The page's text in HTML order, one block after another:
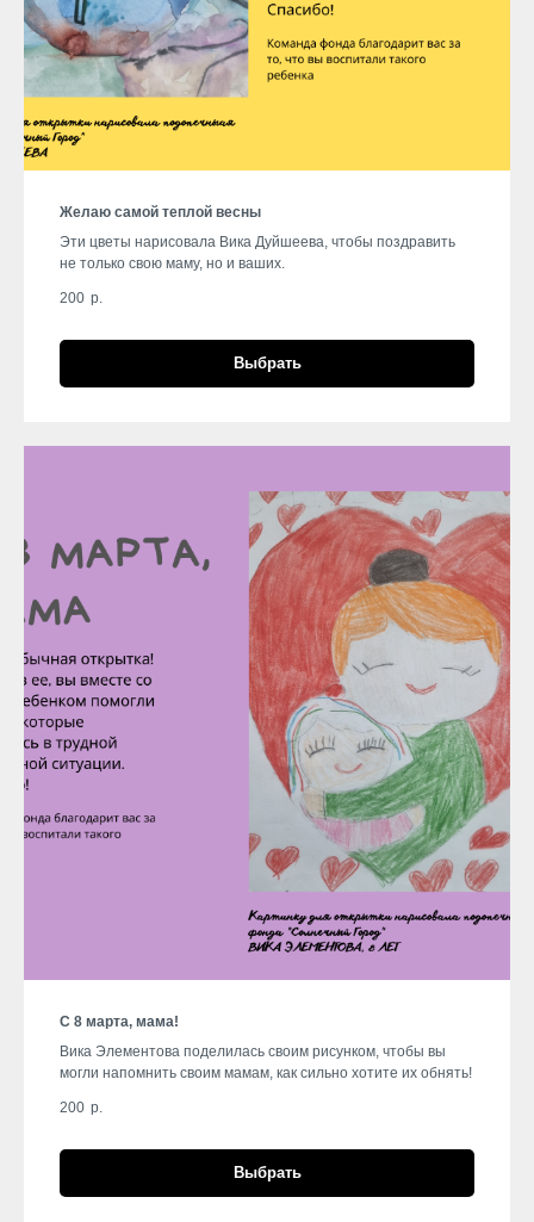
Желаю самой теплой весны
Эти цветы нарисовала Вика Дуйшеева, чтобы поздравить
не только свою маму, но и ваших.
200 р.
Выбрать
С 8 марта, мама!
Вика Элементова поделилась своим рисунком, чтобы вы
могли напомнить своим мамам, как сильно хотите их обнять!
200 р.
Выбрать